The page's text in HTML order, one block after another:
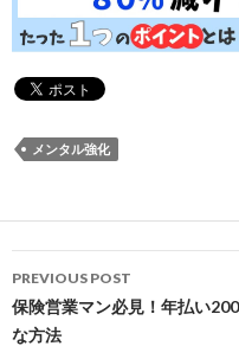
メンタル強化
Post
navigation
PREVIOUS POST
保険営業マン必見！年払い
な方法